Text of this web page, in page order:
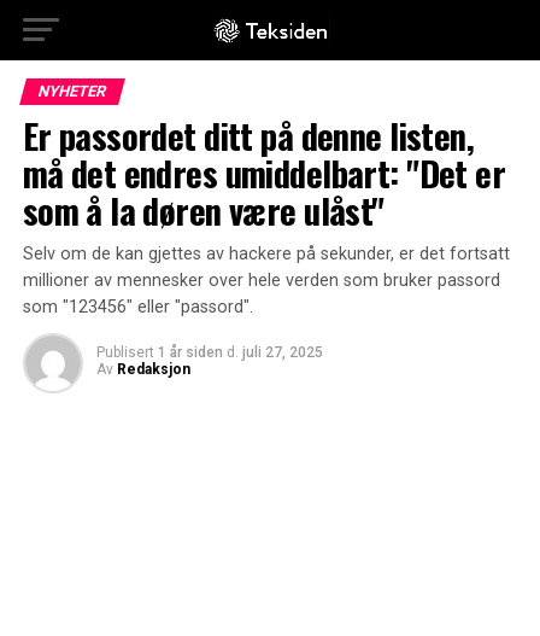
NYHETER
Er passordet ditt på denne listen,
må det endres umiddelbart: "Det er
som å la døren være ulåst"
Selv om de kan gjettes av hackere på sekunder, er det fortsatt
millioner av mennesker over hele verden som bruker passord
som "123456" eller "passord".
Publisert 1 år siden d. juli 27, 2025
Av Redaksjon